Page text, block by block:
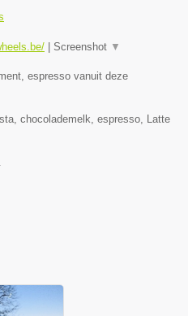
| Screenshot ▼
espresso vanuit deze
chocolademelk, espresso, Latte